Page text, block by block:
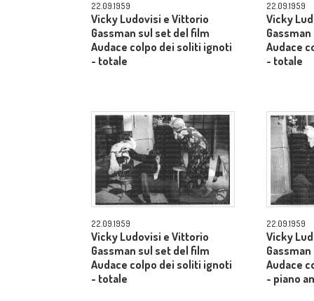
22.09.1959
Vicky Ludovisi e Vittorio
Gassman sul set del film
Audace colpo dei soliti ignoti
- totale
22.09.1959
Vicky
Audace
- totale
22.09.1959
Vicky Ludovisi e Vittorio
Gassman sul set del film
Audace colpo dei soliti ignoti
- totale
22.09.1959
Vicky
Audace
- piano